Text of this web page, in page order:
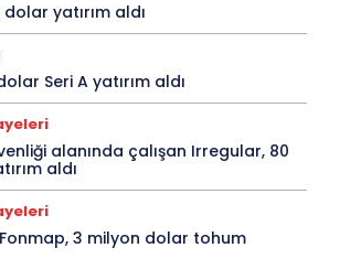
yatırım aldı
Seri A yatırım aldı
alanında çalışan Irregular, 80
aldı
3 milyon dolar tohum